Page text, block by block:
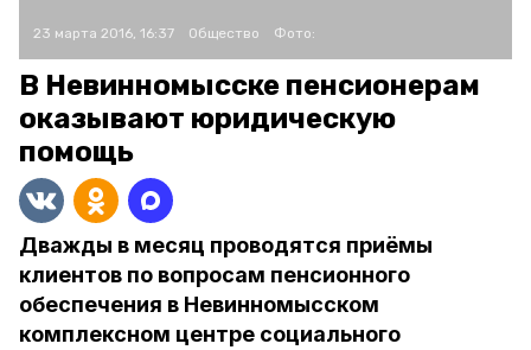
23 марта 2016, 16:37 Общество Фото:
В Невинномысске пенсионерам
оказывают юридическую
помощь
Дважды в месяц проводятся приёмы
клиентов по вопросам пенсионного
обеспечения в Невинномысском
комплексном центре социального